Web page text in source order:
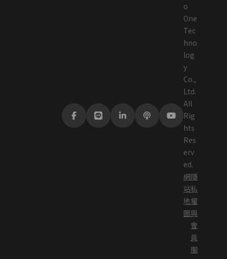
o
One
Tec
hno
log
y
Co.,
Ltd.
All
Rig
hts
Res
erv
ed.
網
站
地
圖
隱
私
權
與
會
員
服